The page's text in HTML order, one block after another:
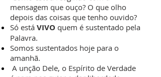
mensagem que ouço? O que olho
depois das coisas que tenho ouvido?
Só está VIVO quem é sustentado pela
Palavra.
Somos sustentados hoje para o
amanhã.
A unção Dele, o Espírito de Verdade